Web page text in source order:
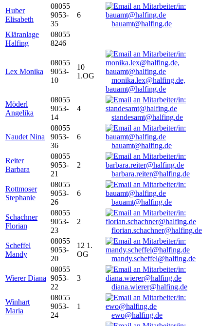
Huber
Elisabeth
08055
9053-
35
6
bauamt@halfing.de
Kläranlage
Halfing
08055
8246
Lex Monika
08055
9053-
10
10
1.OG
monika.lex@halfing.de,
bauamt@halfing.de
Möderl
Angelika
08055
9053-
14
4
standesamt@halfing.de
Naudet Nina
08055
9053-
36
6
bauamt@halfing.de
Reiter
Barbara
08055
9053-
21
2
barbara.reiter@halfing.de
Rottmoser
Stephanie
08055
9053-
26
6
bauamt@halfing.de
Schachner
Florian
08055
9053-
23
2
florian.schachner@halfing.de
Scheffel
Mandy
08055
9053-
20
12 1.
OG
mandy.scheffel@halfing.de
Wierer Diana
08055
9053-
22
3
diana.wierer@halfing.de
Winhart
Maria
08055
9053-
24
1
ewo@halfing.de